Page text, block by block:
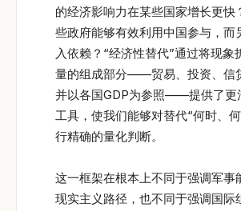
的经济影响力在某些国家增长更快
些政府能够有效利用中国参与，而
入依赖？“经济性替代”通过将现象
量的组成部分——贸易、投资、信
并以各国GDP为参照——提供了更
工具，使我们能够对替代“何时、
行精确的量化判断。
这一框架在根本上不同于强调军事
现实主义路径，也不同于强调国际